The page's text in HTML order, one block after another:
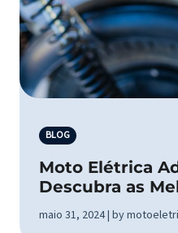
BLOG
Moto Elétrica
Descubra as
maio 31, 2024 | by